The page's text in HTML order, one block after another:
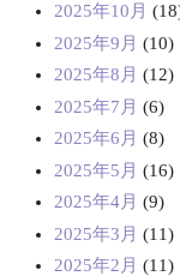
2025年10月
2025年9月 (10)
2025年8月 (12)
2025年7月 (6)
2025年6月 (8)
2025年5月 (16)
2025年4月 (9)
2025年3月 (11)
2025年2月 (11)